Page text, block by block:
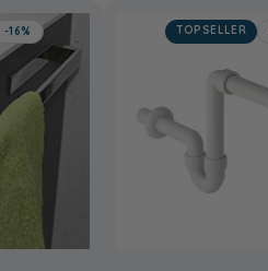
-16% TOPSELLER